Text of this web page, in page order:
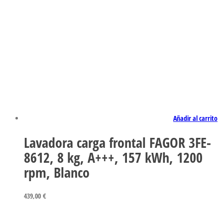
Añadir al carrito
Lavadora carga frontal FAGOR 3FE-
8612, 8 kg, A+++, 157 kWh, 1200
rpm, Blanco
439,00 €